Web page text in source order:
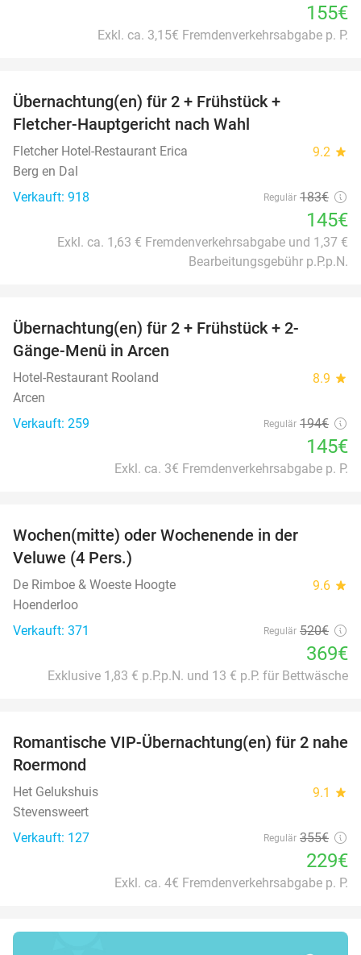
155€
Exkl. ca. 3,15€ Fremdenverkehrsabgabe p. P.
Übernachtung(en) für 2 + Frühstück +
Fletcher-Hauptgericht nach Wahl
Fletcher Hotel-Restaurant Erica 9.2 star
Berg en Dal
Verkauft: 918
Regulär 183€
145€
Exkl. ca. 1,63 € Fremdenverkehrsabgabe und 1,37 €
Bearbeitungsgebühr p.P.p.N.
Übernachtung(en) für 2 + Frühstück + 2-
Gänge-Menü in Arcen
Hotel-Restaurant Rooland 8.9 star
Arcen
Verkauft: 259
Regulär 194€
145€
Exkl. ca. 3€ Fremdenverkehrsabgabe p. P.
Wochen(mitte) oder Wochenende in der
Veluwe (4 Pers.)
De Rimboe & Woeste Hoogte 9.6 star
Hoenderloo
Verkauft: 371
Regulär 520€
369€
Exklusive 1,83 € p.P.p.N. und 13 € p.P. für Bettwäsche
35%
Romantische VIP-Übernachtung(en) für 2 nahe
Roermond
Het Gelukshuis 9.1 star
Stevensweert
Verkauft: 127
Regulär 355€
229€
Exkl. ca. 4€ Fremdenverkehrsabgabe p. P.